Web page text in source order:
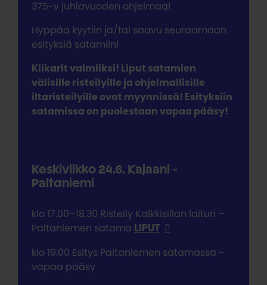
375-v juhlavuoden ohjelmaa!
Hyppää kyytiin ja/tai saavu seuraamaan
esityksiä satamiin!
Kiikarit valmiiksi! Liput satamien
välisille risteilyille ja ohjelmallisille
iltaristeilyille ovat myynnissä! Esityksiin
satamissa on puolestaan vapaa pääsy!
Keskiviikko 24.6. Kajaani -
Paltaniemi
klo 17.00–18.30 Risteily Kalkkisillan laituri –
Paltaniemen satama LIPUT
klo 19.00 Esitys Paltaniemen satamassa -
vapaa pääsy